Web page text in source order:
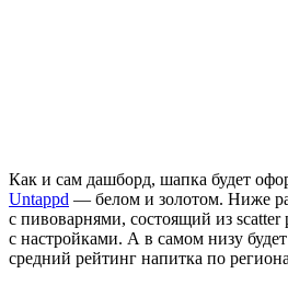
Как и сам дашборд, шапка будет
Untappd — белом и золотом. Ниже
с пивоварнями, состоящий из scatter
с настройками. А в самом низу
средний рейтинг напитка по